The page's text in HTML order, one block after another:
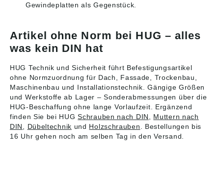
Gewindeplatten als Gegenstück.
Artikel ohne Norm bei HUG – alles
was kein DIN hat
HUG Technik und Sicherheit führt Befestigungsartikel
ohne Normzuordnung für Dach, Fassade, Trockenbau,
Maschinenbau und Installationstechnik. Gängige Größen
und Werkstoffe ab Lager – Sonderabmessungen über die
HUG-Beschaffung ohne lange Vorlaufzeit. Ergänzend
finden Sie bei HUGSchrauben nach DIN, Muttern nach
DIN, Dübeltechnik und Holzschrauben. Bestellungen bis
16 Uhr gehen noch am selben Tag in den Versand.